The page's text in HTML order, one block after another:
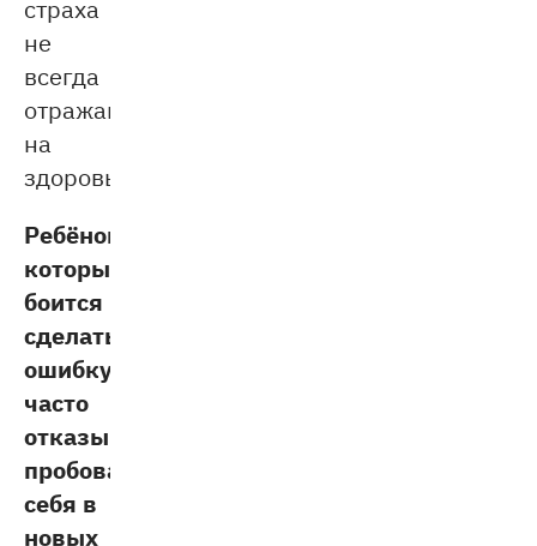
страха
не
всегда
отражаются
на
здоровье.
Ребёнок,
который
боится
сделать
ошибку,
часто
отказывается
пробовать
себя в
новых